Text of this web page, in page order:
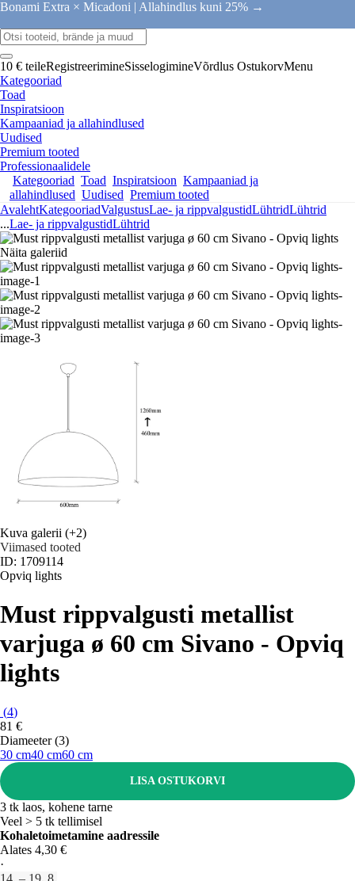
Bonami Extra × Micadoni | Allahindlus kuni 25% →
10 € teileRegistreerimineSisselogimineVõrdlus OstukorvMenu
Kategooriad
Toad
Inspiratsioon
Kampaaniad ja allahindlused
Uudised
Premium tooted
Professionaalidele
Kategooriad Toad Inspiratsioon Kampaaniad ja
allahindlused Uudised Premium tooted
AvalehtKategooriadValgustusLae- ja rippvalgustidLühtridLühtrid
...Lae- ja rippvalgustidLühtrid
Näita galeriid
Kuva galerii (+2)
Viimased tooted
ID: 1709114
Opviq lights
Must rippvalgusti metallist
varjuga ø 60 cm Sivano - Opviq
lights
(4)
81 €
Diameeter (3)
30 cm40 cm60 cm
LISA OSTUKORVI
3 tk laos, kohene tarne
Veel > 5 tk tellimisel
Kohaletoimetamine aadressile
Alates 4,30 €
·
14. – 19. 8.